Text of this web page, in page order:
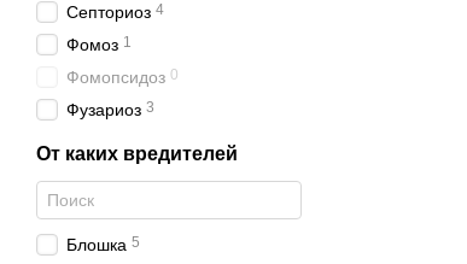
Септориоз 4
Фомоз 1
Фомопсидоз 0
Фузариоз 3
От каких вредителей
Блошка 5